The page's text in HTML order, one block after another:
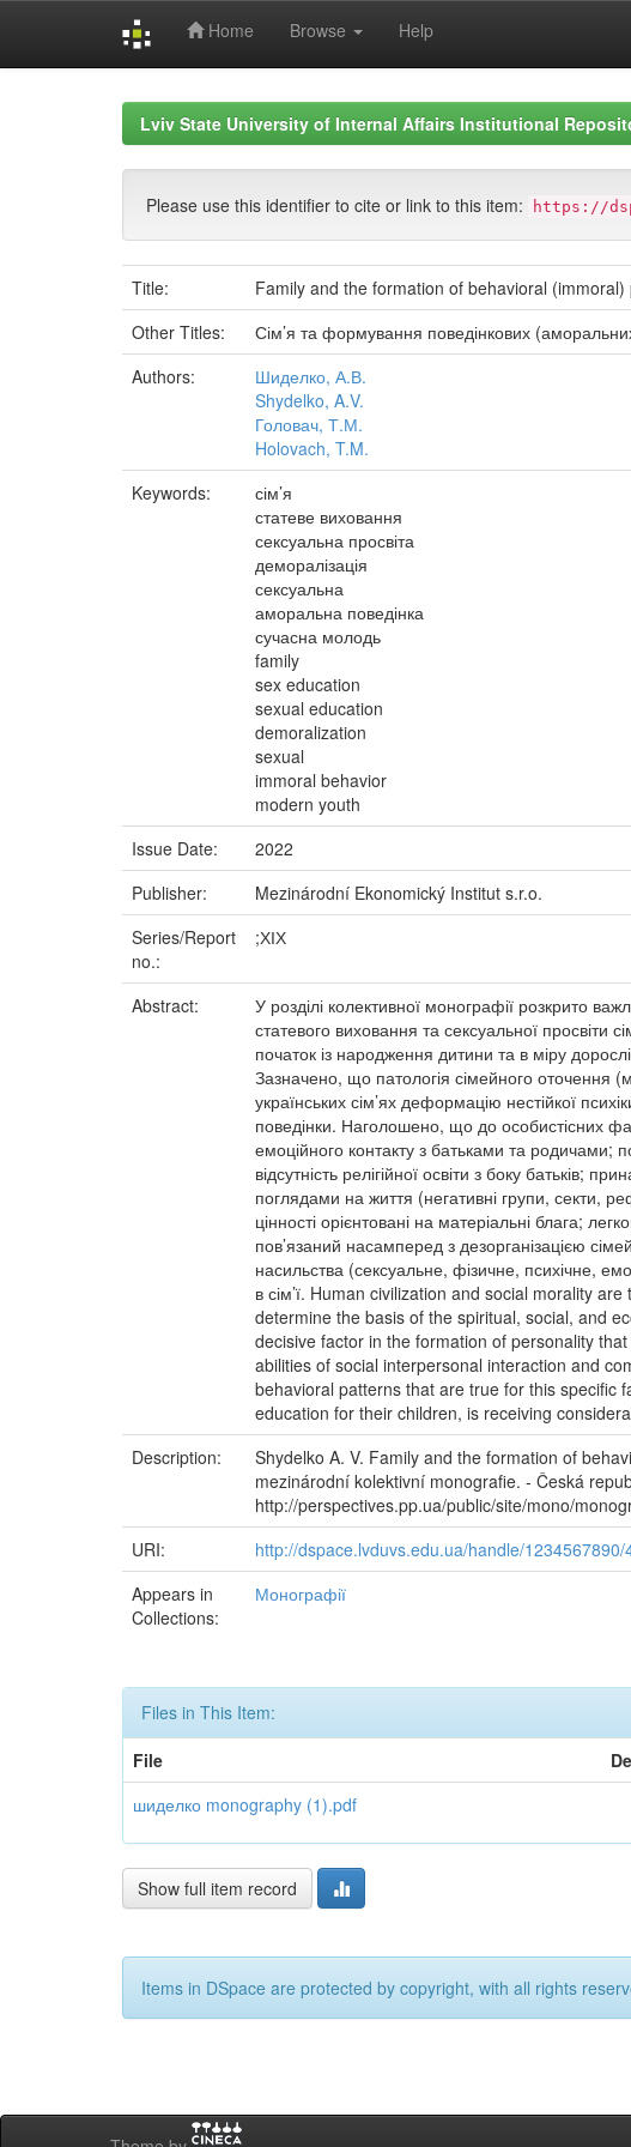
Home Browse Help
Lviv State University of Internal Affairs Institutional
Please use this identifier to cite or link to this item: https://
Title:
Family and the formation of behavioral
Other Titles:
Сім’я та формування поведінкових
Authors:
Шиделко, А.В.
Shydelko, A.V.
Головач, Т.М.
Holovach, T.M.
Keywords:
сім’я
статеве виховання
сексуальна просвіта
деморалізація
сексуальна
аморальна поведінка
сучасна молодь
family
sex education
sexual education
demoralization
sexual
immoral behavior
modern youth
Issue Date:
2022
Publisher:
Mezinárodní Ekonomický Institut s.r.o.
Series/Report
no.:
;ХІХ
Abstract:
У розділі колективної монографії розкрито
статевого виховання та сексуальної просвіти
початок із народження дитини та в міру
Зазначено, що патологія сімейного оточення
українських сім’ях деформацію нестійкої
поведінки. Наголошено, що до особистісних
емоційного контакту з батьками та родичами;
відсутність релігійної освіти з боку
поглядами на життя (негативні групи, секти,
цінності орієнтовані на матеріальні блага;
пов’язаний насамперед з дезорганізацією
насильства (сексуальне, фізичне, психічне,
в сім’ї. Human civilization and social morality
determine the basis of the spiritual, social, and
decisive factor in the formation of personality
abilities of social interpersonal interaction and
behavioral patterns that are true for this specific
education for their children, is receiving
Description:
Shydelko A. V. Family and the formation of
mezinárodní kolektivní monografie. - Česká
http://perspectives.pp.ua/public/site/mono/
URI:
http://dspace.lvduvs.edu.ua/handle/1234567890/
Appears in
Collections:
Монографії
Files in This Item:
File
шиделко monography (1).pdf
Show full item record
Items in DSpace are protected by copyright, with all rights